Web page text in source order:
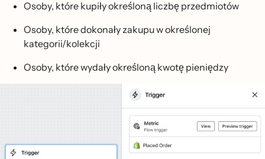
Osoby, które kupiły określoną liczbę przedmiotów
Osoby, które dokonały zakupu w określonej
kategorii/kolekcji
Osoby, które wydały określoną kwotę pieniędzy